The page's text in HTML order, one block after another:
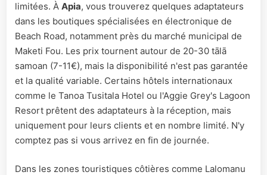
limitées. À Apia, vous trouverez quelques adaptateurs
dans les boutiques spécialisées en électronique de
Beach Road, notamment près du marché municipal de
Maketi Fou. Les prix tournent autour de 20-30 tālā
samoan (7-11€), mais la disponibilité n'est pas garantée
et la qualité variable. Certains hôtels internationaux
comme le Tanoa Tusitala Hotel ou l'Aggie Grey's Lagoon
Resort prêtent des adaptateurs à la réception, mais
uniquement pour leurs clients et en nombre limité. N'y
comptez pas si vous arrivez en fin de journée.
Dans les zones touristiques côtières comme Lalomanu